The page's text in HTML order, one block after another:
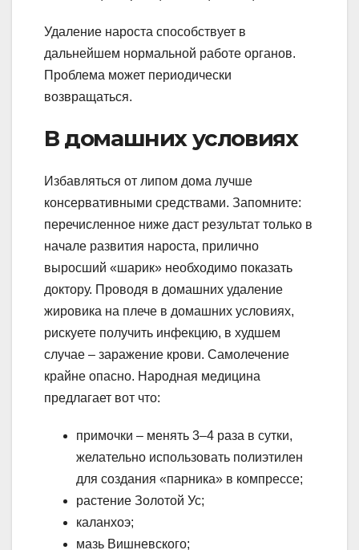
Удаление нароста способствует в
дальнейшем нормальной работе органов.
Проблема может периодически
возвращаться.
В домашних условиях
Избавляться от липом дома лучше
консервативными средствами. Запомните:
перечисленное ниже даст результат только в
начале развития нароста, прилично
выросший «шарик» необходимо показать
доктору. Проводя в домашних удаление
жировика на плече в домашних условиях,
рискуете получить инфекцию, в худшем
случае – заражение крови. Самолечение
крайне опасно. Народная медицина
предлагает вот что:
примочки – менять 3–4 раза в сутки,
желательно использовать полиэтилен
для создания «парника» в компрессе;
растение Золотой Ус;
каланхоэ;
мазь Вишневского;